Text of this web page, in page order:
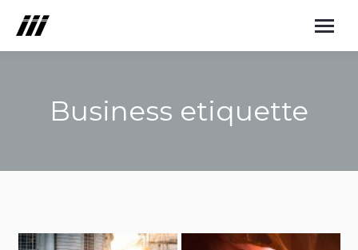
Business etiquette